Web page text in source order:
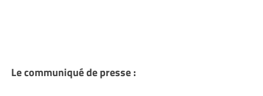
Le communiqué de presse :